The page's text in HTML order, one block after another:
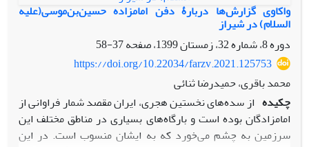
واکاوی گزارش‌ها دربارۀ دفن امامزاده حسین‌بن‌موسی(علیه
السلام) در شیراز
دوره 8، شماره 32، زمستان 1399، صفحه
37-58
https://doi.org/10.22034/farzv.2021.125753
محمد باقری، حمیدرضا ثنائی
چکیده از سده‌های نخستین هجری، ایران مقصد شمار فراوانی از
امامزادگان بوده است و بارگاه‌های بسیاری در مناطق مختلف این
سرزمین به چشم می‌خورد که به ایشان منسوب است. در این